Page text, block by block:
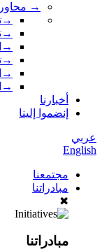
→
→
→
→
→
→
→
أخبارنا
إنضموا إلينا
عربي
English
مجتمعنا
مبادراتنا
✖
مبادراتنا